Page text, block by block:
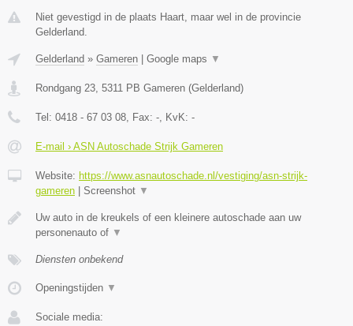
Niet gevestigd in de plaats Haart, maar wel in de provincie
Gelderland.
Gelderland » Gameren Google maps ▼
Rondgang 23, 5311 PB Gameren (Gelderland)
Tel: 0418 - 67 03 08, Fax: -, KvK: -
E-mail › ASN Autoschade Strijk Gameren
Website: https://www.asnautoschade.nl/vestiging/asn-strijk-
gameren
Screenshot ▼
Uw auto in de kreukels of een kleinere autoschade aan uw
personenauto of ▼
Diensten onbekend
Openingstijden ▼
Sociale media: